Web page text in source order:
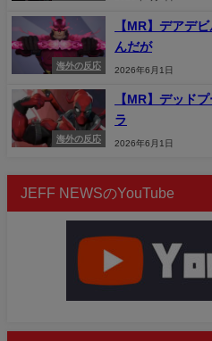
海外の反応
【MR】デアデ
んだが
2026年6月1日
海外の反応
【MR】デッド
ラ
2026年6月1日
JEFF NEWSのYouTube